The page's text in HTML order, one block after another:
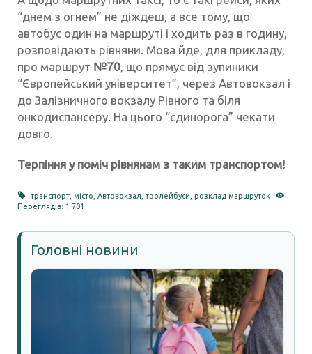
“днем з огнем” не діждеш, а все тому, що
автобус один на маршруті і ходить раз в годину,
розповідають рівняни. Мова йде, для прикладу,
про маршрут №70, що прямує від зупиники
“Європейський університет”, через Автовокзал і
до Залізничного вокзалу Рівного та біля
онкодиспансеру. На цього “єдинорога” чекати
довго.
Терпіння у поміч рівнянам з таким транспортом!
транспорт ,місто ,Автовокзал ,тролейбуси ,розклад маршруток
Переглядів: 1 701
Головні новини